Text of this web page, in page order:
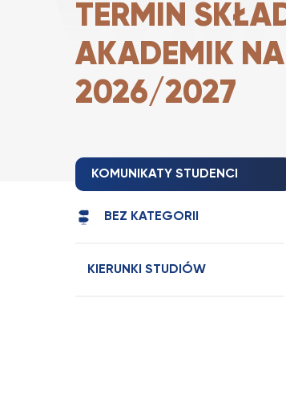
TERMIN
AKADEMIK
2026/2027
KOMUNIKATY STUDENCI
BEZ KATEGORII
KIERUNKI STUDIÓW